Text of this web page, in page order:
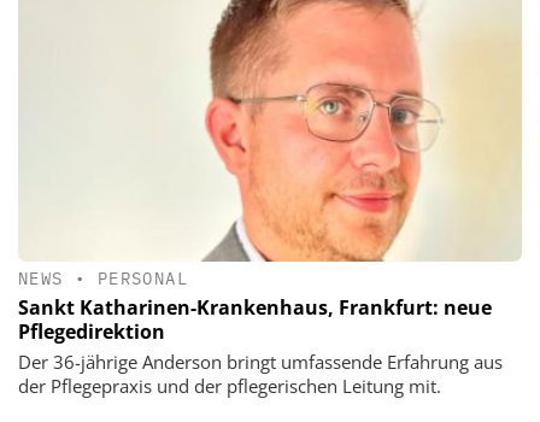
NEWS • PERSONAL
Sankt Katharinen-Krankenhaus, Frankfurt: neue
Pflegedirektion
Der 36-jährige Anderson bringt umfassende Erfahrung aus
der Pflegepraxis und der pflegerischen Leitung mit.